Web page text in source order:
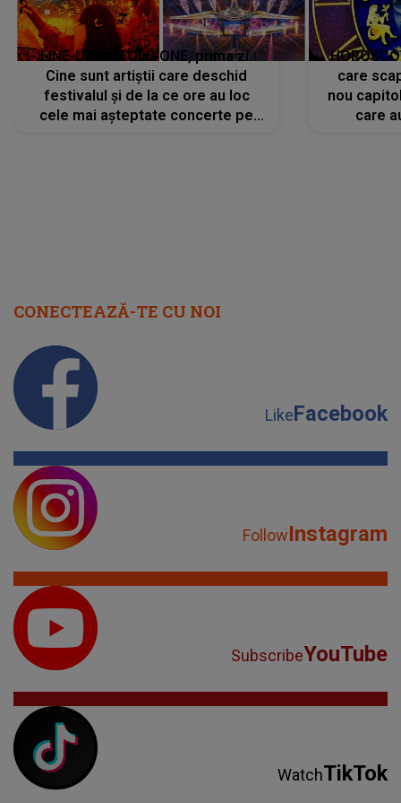
LINE-UP UNTOLD ONE, prima zi.
Cine sunt artiștii care deschid
festivalul și de la ce ore au loc
cele mai așteptate concerte pe
care
nou
care
CONECTEAZĂ-TE CU NOI
LikeFacebook
FollowInstagram
SubscribeYouTube
WatchTikTok